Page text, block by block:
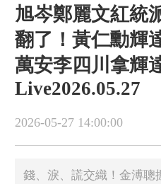
旭岑鄭麗文紅統
翻了！黃仁勳輝
萬安李四川拿輝
Live2026.05.27
2026-05-27 14:00:00
錢、淚、謊交織！金溥聰